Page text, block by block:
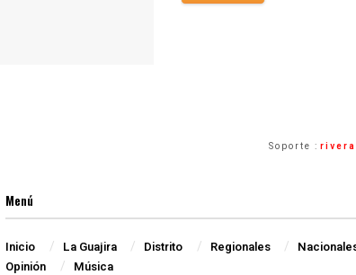
Soporte :
Menú
Inicio La Guajira Distrito Regionales
Opinión
Música